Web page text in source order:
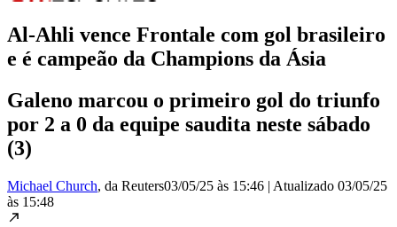
Al-Ahli vence Frontale com gol brasileiro
e é campeão da Champions da Ásia
Galeno marcou o primeiro gol do triunfo
por 2 a 0 da equipe saudita neste sábado
(3)
Michael Church, da Reuters03/05/25 às 15:46 | Atualizado 03/05/25
às 15:48